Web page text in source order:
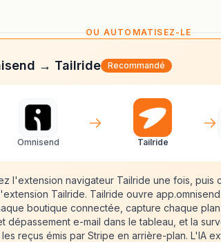
OU AUTOMATISEZ-LE
→ Tailride Recommandé
Omnisend Tailride
l'extension navigateur Tailride une fois, puis
Tailride. Tailride ouvre
boutique connectée, capture chaque
dépassement e-mail dans le tableau, et la
reçus émis par Stripe en arrière-plan. L'IA